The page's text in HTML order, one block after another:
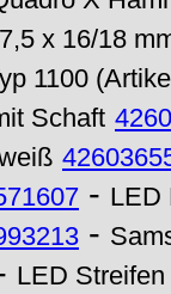
x 16/18
1100
Schaft
- LED
-
LED